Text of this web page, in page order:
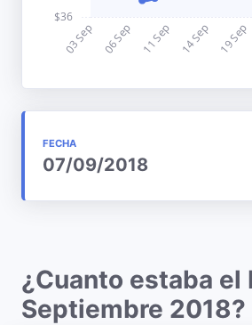
FECHA
07/09/2018
¿Cuanto estaba el
Septiembre 2018?